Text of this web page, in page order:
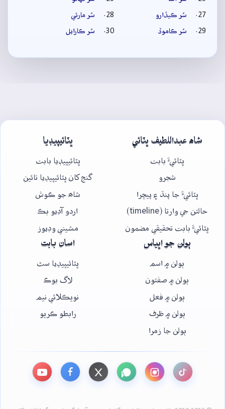
سُر ڪيڏارو
سُر مارئي
سُر ڪاموڏ
سُر ڪارايل
شاھ عبداللطيف ڀٽائي
ڀٽائيءَ بابت
شجرو
ڀٽائيءَ جا پنڌ ۽ پيچرا
حالتن جي وارتا (timeline)
ڀٽائيءَ بابت تحقيقي مضمون
ڀٽائيپيڊيا
ڀٽائيپيڊيا بابت
گنج کان ڀٽائيپيڊيا تائين
شاھ جو ڪوش
اردو آڊيو بڪ
مشيني وڊيوز
ٻولن جو اڀياس
ٻولن ۾ اسم
ٻولن ۾ صفتون
ٻولن ۾ فعل
ٻولن ۾ ظرف
ٻولن جا زمرا
اسان بابت
ڀٽائيپيڊيا سٿ
لاگ بوڪ
نويڪلائي نيم
رابطو ڪريو